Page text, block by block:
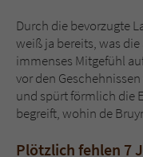
Durch die bevorzugte
weiß ja bereits, was
immenses Mitgefühl
vor den
und spürt förmlich die
begreift, wohin de
Plötzlich fehlen 7